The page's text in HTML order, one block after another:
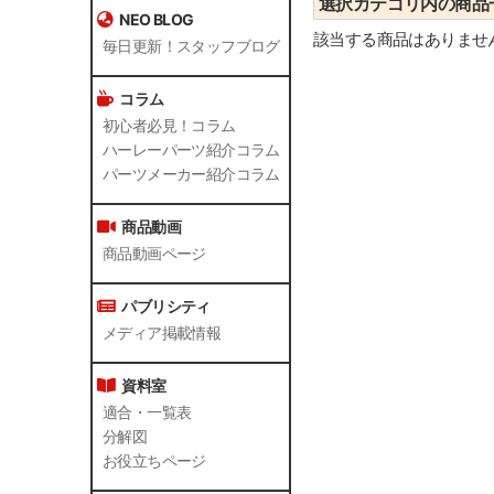
NEO BLOG
毎日更新！スタッフブログ
コラム
初心者必見！コラム
ハーレーパーツ紹介コラム
パーツメーカー紹介コラム
商品動画
商品動画ページ
パブリシティ
メディア掲載情報
資料室
適合・一覧表
分解図
お役立ちページ
該当する商品はありませ